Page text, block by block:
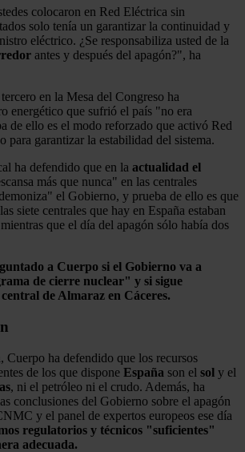
colocaron en Red Eléctrica sin
solo tenía un garantizar la continuidad y
eléctrico. ¿Se responsabiliza usted de la
antes y después del apagón?", ha
en la Mesa del Congreso ha
energético que sufrió el país "no era
de ello es el modo reforzado que activó Red
para garantizar la estabilidad del sistema.
ha defendido que en la actualidad el
más que nunca" en las centrales
el Gobierno, y prueba de ello es que
siete centrales que hay en España estaban
que el día del apagón sólo había dos
a Cuerpo si el Gobierno va a
de cierre nuclear" y si sigue
de Almaraz en Cáceres.
Cuerpo ha defendido que los recursos
de los que dispone España son el sol y el
, ni el petróleo ni el crudo. Además, ha
conclusiones del Gobierno sobre el apagón
y el panel de expertos europeos ese día
regulatorios y técnicos "suficientes"
adecuada.